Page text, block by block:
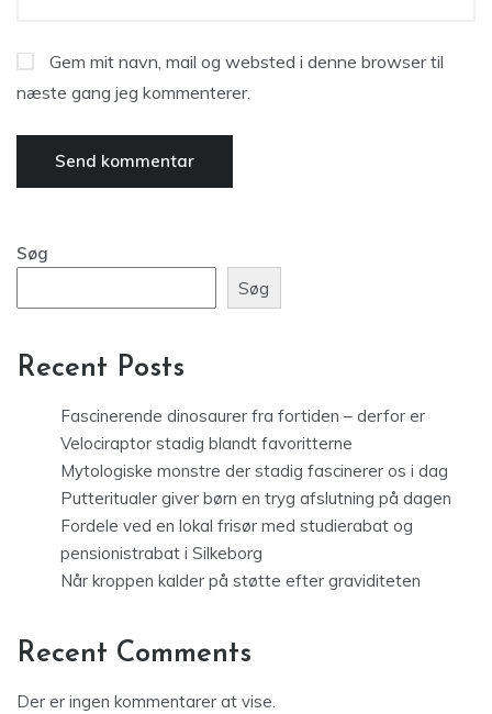
Gem mit navn, mail og websted i denne browser til
næste gang jeg kommenterer.
Søg
Søg
Recent Posts
Fascinerende dinosaurer fra fortiden – derfor er
Velociraptor stadig blandt favoritterne
Mytologiske monstre der stadig fascinerer os i dag
Putteritualer giver børn en tryg afslutning på dagen
Fordele ved en lokal frisør med studierabat og
pensionistrabat i Silkeborg
Når kroppen kalder på støtte efter graviditeten
Recent Comments
Der er ingen kommentarer at vise.